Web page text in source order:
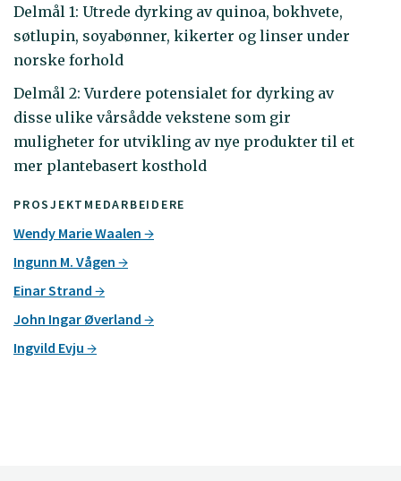
PROSJEKTMEDARBEIDERE
Wendy Marie Waalen
Ingunn M. Vågen
Einar Strand
John Ingar Øverland
Ingvild Evju
Delmål 1: Utrede dyrking av quinoa, bokhvete,
søtlupin, soyabønner, kikerter og linser under
norske forhold
Delmål 2: Vurdere potensialet for dyrking av
disse ulike vårsådde vekstene som gir
muligheter for utvikling av nye produkter til et
mer plantebasert kosthold